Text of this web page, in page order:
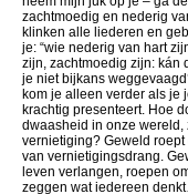
zachtmoedig en nederig
klinken alle liederen en
je: “wie nederig van hart
zijn, zachtmoedig zijn: kán
je niet bijkans
kom je alleen verder als je
krachtig presenteert. Hoe
dwaasheid in onze
vernietiging? Geweld
van vernietigingsdrang.
leven verlangen, roepen
zeggen wat iedereen